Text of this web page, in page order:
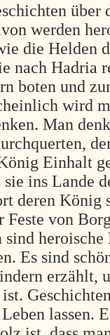
über
werden
die Helden
nach Hadria
boten und
wird
Man
Einhalt
ins Lande
deren König
von
Es sind
erzählt,
lassen.